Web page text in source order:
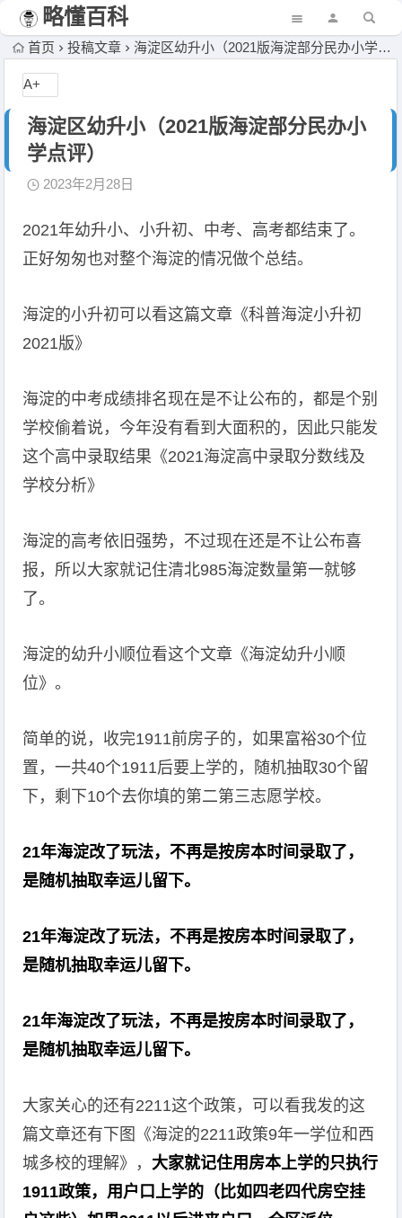
略懂百科
首页 投稿文章 海淀区幼升小（2021版海淀部分民办小学点评）
海淀区幼升小（2021版海淀部分民办小
学点评）
2023年2月28日
2021年幼升小、小升初、中考、高考都结束了。
正好匆匆也对整个海淀的情况做个总结。
海淀的小升初可以看这篇文章《科普海淀小升初
2021版》
海淀的中考成绩排名现在是不让公布的，都是个别
学校偷着说，今年没有看到大面积的，因此只能发
这个高中录取结果《2021海淀高中录取分数线及
学校分析》
海淀的高考依旧强势，不过现在还是不让公布喜
报，所以大家就记住清北985海淀数量第一就够
了。
海淀的幼升小顺位看这个文章《海淀幼升小顺
位》。
简单的说，收完1911前房子的，如果富裕30个位
置，一共40个1911后要上学的，随机抽取30个留
下，剩下10个去你填的第二第三志愿学校。
21年海淀改了玩法，不再是按房本时间录取了，
是随机抽取幸运儿留下。
21年海淀改了玩法，不再是按房本时间录取了，
是随机抽取幸运儿留下。
21年海淀改了玩法，不再是按房本时间录取了，
是随机抽取幸运儿留下。
大家关心的还有2211这个政策，可以看我发的这
篇文章还有下图《海淀的2211政策9年一学位和西
城多校的理解》， 大家就记住用房本上学的只执行
1911政策，用户口上学的（比如四老四代房空挂
A+